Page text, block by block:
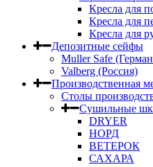
Кресла для
Кресла для
Кресла для
Депозитные сейфы
Muller Safe
Valberg (Россия)
Производственная
Столы
Сушильные
DRYER
НОРД
ВЕТЕРОК
САХАРА